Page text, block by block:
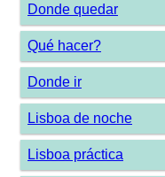
Donde quedar
Qué hacer?
Donde ir
Lisboa de noche
Lisboa práctica